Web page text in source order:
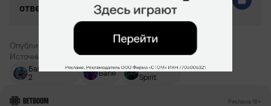
ответом
Опубликовано:
Константин Семёнов
Источник:
Баги в Dota
2
Bane
Earth
Spirit
Реклама 18+